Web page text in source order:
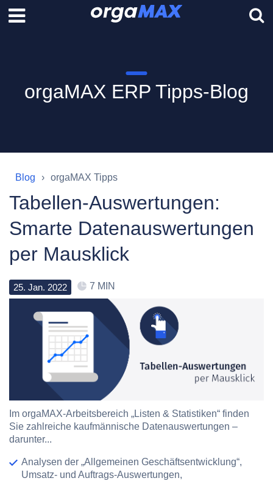
orgaMAX ERP Tipps-Blog
Blog orgaMAX Tipps
Tabellen-Auswertungen:
Smarte Datenauswertungen
per Mausklick
25. Jan. 2022 7 MIN
Im orgaMAX-Arbeitsbereich „Listen & Statistiken“ finden
Sie zahlreiche kaufmännische Datenauswertungen –
darunter...
Analysen der „Allgemeinen Geschäftsentwicklung“,
Umsatz- und Auftrags-Auswertungen,